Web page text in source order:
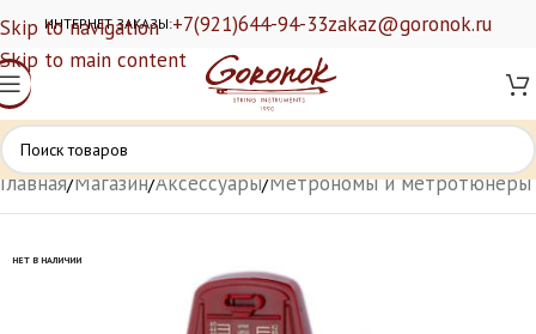
Skip to navigation
Skip to main content
ИНТЕРНЕТ ЗАКАЗЫ:+7(921)644-94-33zakaz@goronok.ru
Главная/Магазин/Аксессуары/Метрономы и метротюнеры
НЕТ В НАЛИЧИИ